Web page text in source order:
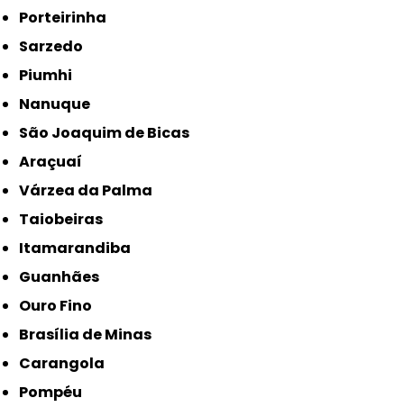
Porteirinha
Sarzedo
Piumhi
Nanuque
São Joaquim de Bicas
Araçuaí
Várzea da Palma
Taiobeiras
Itamarandiba
Guanhães
Ouro Fino
Brasília de Minas
Carangola
Pompéu